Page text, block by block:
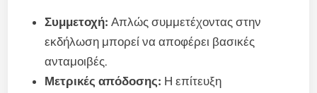
Συμμετοχή: Απλώς συμμετέχοντας στην
εκδήλωση μπορεί να αποφέρει βασικές
ανταμοιβές.
Μετρικές απόδοσης: Η επίτευξη